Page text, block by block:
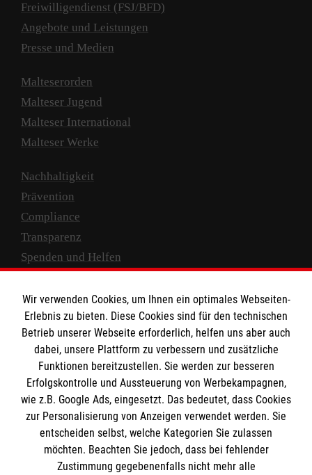
Freiwilligendienst (FSJ/BFD)
Angebote und Leistungen
Presse und Medien
Malteserorden
Malteser Jugend
Malteser International
Malteser Werke
Nachhaltigkeit
Prävention
Compliance
Transparenz
Spenden und Helfen
Empfänger: Malteser Hilfsdienst e.V.
IBAN: DE10 3706 0120 1201 2000 12
BIC: GENODED 1PA7
Wir verwenden Cookies, um Ihnen ein optimales Webseiten-
Erlebnis zu bieten. Diese Cookies sind für den technischen
Betrieb unserer Webseite erforderlich, helfen uns aber auch
dabei, unsere Plattform zu verbessern und zusätzliche
Funktionen bereitzustellen. Sie werden zur besseren
Erfolgskontrolle und Aussteuerung von Werbekampagnen,
wie z.B. Google Ads, eingesetzt. Das bedeutet, dass Cookies
zur Personalisierung von Anzeigen verwendet werden. Sie
entscheiden selbst, welche Kategorien Sie zulassen
möchten. Beachten Sie jedoch, dass bei fehlender
Zustimmung gegebenenfalls nicht mehr alle